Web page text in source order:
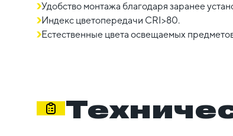
Удобство монтажа благодаря заранее
Индекс цветопередачи CRI>80.
Естественные цвета освещаемых